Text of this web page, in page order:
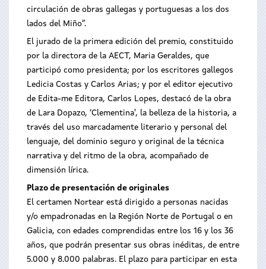
circulación de obras gallegas y portuguesas a los dos
lados del Miño”.
El jurado de la primera edición del premio, constituido
por la directora de la AECT, Maria Geraldes, que
participó como presidenta; por los escritores gallegos
Ledicia Costas y Carlos Arias; y por el editor ejecutivo
de Edita-me Editora, Carlos Lopes, destacó de la obra
de Lara Dopazo, ‘Clementina', la belleza de la historia, a
través del uso marcadamente literario y personal del
lenguaje, del dominio seguro y original de la técnica
narrativa y del ritmo de la obra, acompañado de
dimensión lírica.
Plazo de presentación de originales
El certamen Nortear está dirigido a personas nacidas
y/o empadronadas en la Región Norte de Portugal o en
Galicia, con edades comprendidas entre los 16 y los 36
años, que podrán presentar sus obras inéditas, de entre
5.000 y 8.000 palabras. El plazo para participar en esta